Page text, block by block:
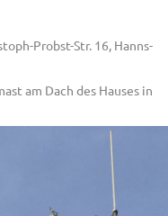
Probst-Str. 16, Hanns-
am Dach des Hauses in